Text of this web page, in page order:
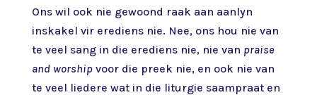
Ons wil ook nie gewoond raak aan aanlyn
inskakel vir erediens nie. Nee, ons hou nie van
te veel sang in die erediens nie, nie van praise
and worship voor die preek nie, en ook nie van
te veel liedere wat in die liturgie saampraat en